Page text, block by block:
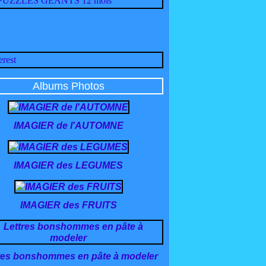
Albums Photos
IMAGIER de l'AUTOMNE
IMAGIER des LEGUMES
IMAGIER des FRUITS
bonshommes en pâte à modeler